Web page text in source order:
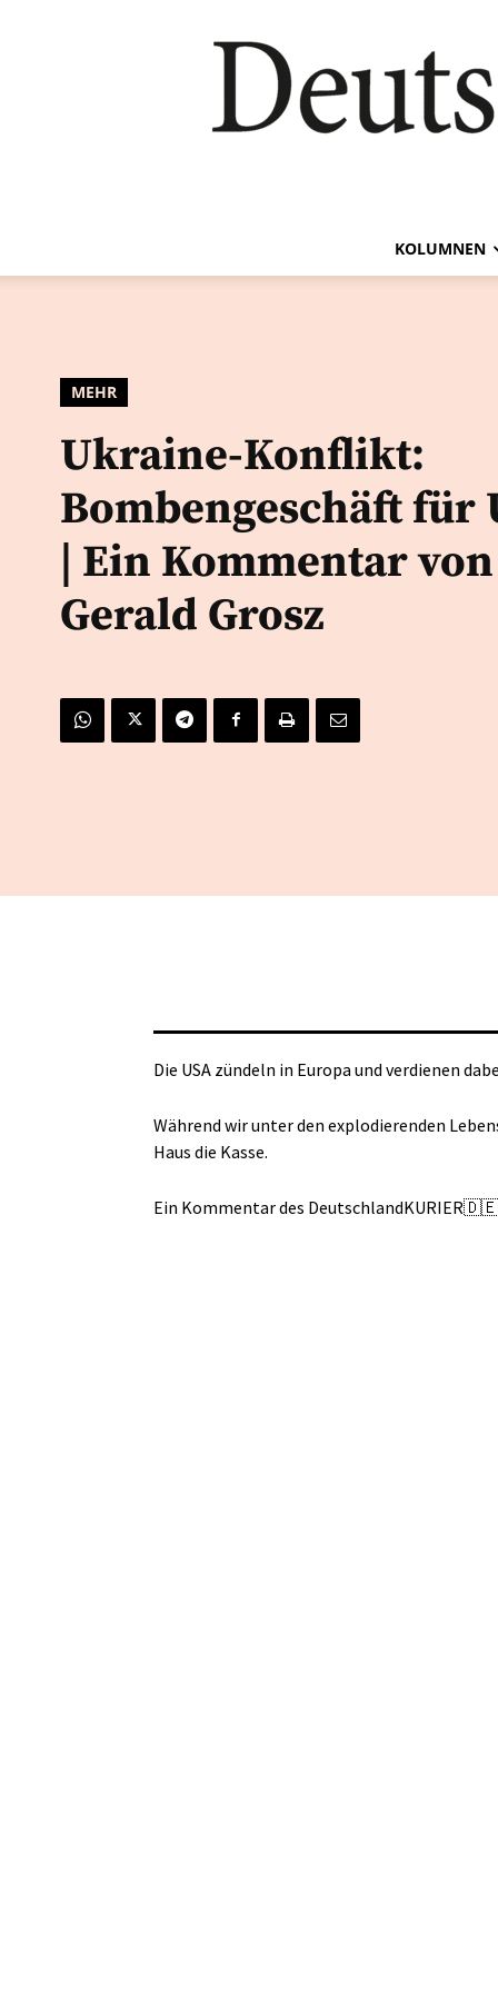
KOLUMNEN
MEHR
Ukraine-Konflikt:
Bombengeschäft für
| Ein Kommentar von
Gerald Grosz
Die USA zündeln in Europa und verdienen
Während wir unter den explodierenden
Haus die Kasse.
Ein Kommentar des DeutschlandKURIER🇩🇪